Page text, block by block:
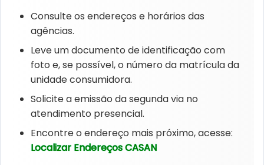
Consulte os endereços e horários das
agências.
Leve um documento de identificação com
foto e, se possível, o número da matrícula da
unidade consumidora.
Solicite a emissão da segunda via no
atendimento presencial.
Encontre o endereço mais próximo, acesse:
Localizar Endereços CASAN